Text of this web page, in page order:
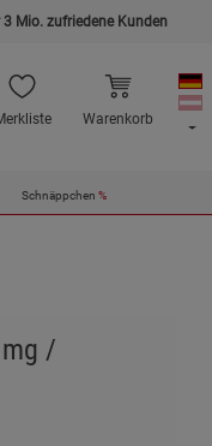
3 Mio. zufriedene Kunden
Warenkorb
Schnäppchen %
/